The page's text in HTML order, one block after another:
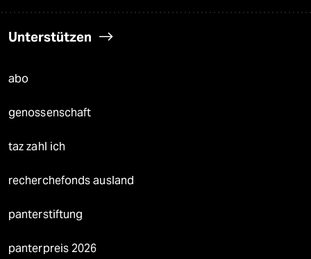
Unterstützen
abo
genossenschaft
taz zahl ich
recherchefonds ausland
panterstiftung
panterpreis 2026